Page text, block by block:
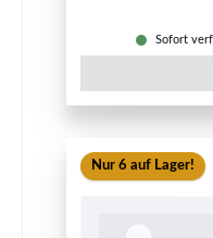
Sofort
Nur 6 auf Lager!